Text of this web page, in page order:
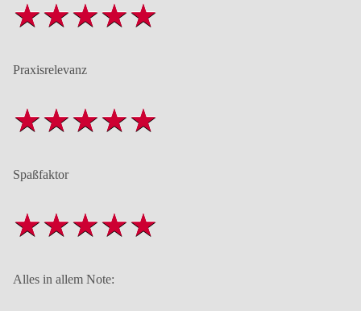
Praxisrelevanz
Spaßfaktor
Alles in allem Note: